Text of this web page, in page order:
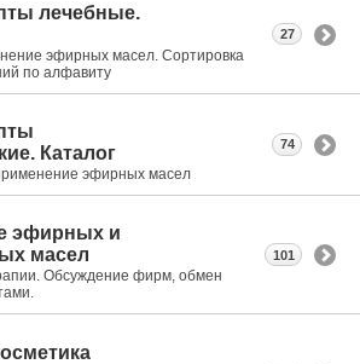
лечебные.
эфирных масел. Сортировка
по алфавиту
27
Каталог
эфирных масел
74
эфирных и
масел
Обсуждение фирм, обмен
101